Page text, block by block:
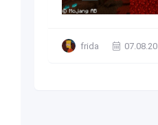
frida 07.08.20